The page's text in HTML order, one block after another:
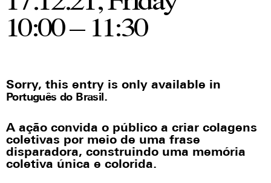
10:00 – 11:30
Sorry, this entry is only available in
Português do Brasil.
A ação convida o público a criar colagens
coletivas por meio de uma frase
disparadora, construindo uma memória
coletiva única e colorida.